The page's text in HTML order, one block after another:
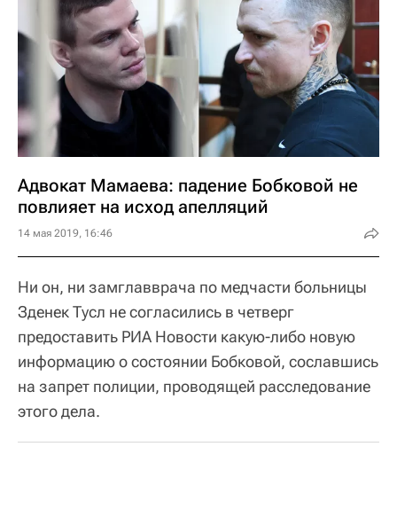
Адвокат Мамаева: падение Бобковой не
повлияет на исход апелляций
14 мая 2019, 16:46
Ни он, ни замглавврача по медчасти больницы
Зденек Тусл не согласились в четверг
предоставить РИА Новости какую-либо новую
информацию о состоянии Бобковой, сославшись
на запрет полиции, проводящей расследование
этого дела.